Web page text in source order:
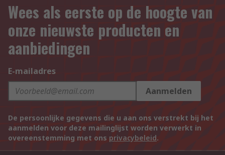
Wees als eerste op de hoogte van
onze nieuwste producten en
aanbiedingen
E-mailadres
Aanmelden
De persoonlijke gegevens die u aan ons verstrekt bij het
aanmelden voor deze mailinglijst worden verwerkt in
overeenstemming met ons privacybeleid.